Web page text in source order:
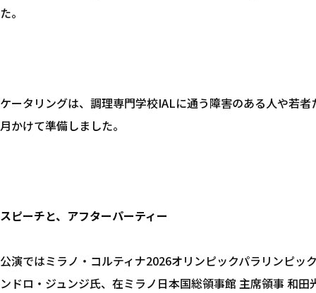
た。
ケータリングは、調理専門学校IALに通う障害のある人や若
月かけて準備しました。
スピーチと、アフターパーティー
公演ではミラノ・コルティナ2026オリンピックパラリンピッ
ンドロ・ジュンジ氏、在ミラノ日本国総領事館 主席領事 和